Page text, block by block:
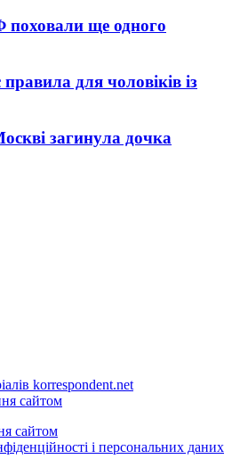
поховали ще одного
для чоловіків із
загинула дочка
korrespondent.net
сайтом
сайтом
і персональних даних